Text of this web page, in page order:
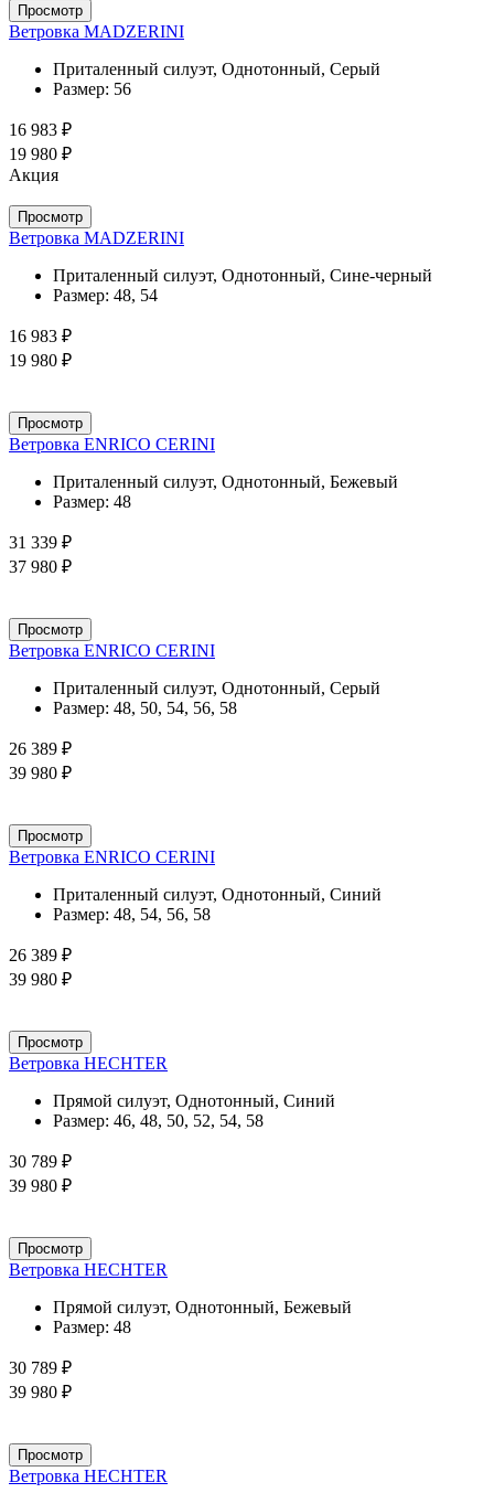
Просмотр
Ветровка MADZERINI
Приталенный силуэт, Однотонный, Серый
Размер: 56
16 983 ₽
19 980 ₽
Акция
Просмотр
Ветровка MADZERINI
Приталенный силуэт, Однотонный, Сине-черный
Размер: 48, 54
16 983 ₽
19 980 ₽
Просмотр
Ветровка ENRICO CERINI
Приталенный силуэт, Однотонный, Бежевый
Размер: 48
31 339 ₽
37 980 ₽
Просмотр
Ветровка ENRICO CERINI
Приталенный силуэт, Однотонный, Серый
Размер: 48, 50, 54, 56, 58
26 389 ₽
39 980 ₽
Просмотр
Ветровка ENRICO CERINI
Приталенный силуэт, Однотонный, Синий
Размер: 48, 54, 56, 58
26 389 ₽
39 980 ₽
Просмотр
Ветровка HECHTER
Прямой силуэт, Однотонный, Синий
Размер: 46, 48, 50, 52, 54, 58
30 789 ₽
39 980 ₽
Просмотр
Ветровка HECHTER
Прямой силуэт, Однотонный, Бежевый
Размер: 48
30 789 ₽
39 980 ₽
Просмотр
Ветровка HECHTER